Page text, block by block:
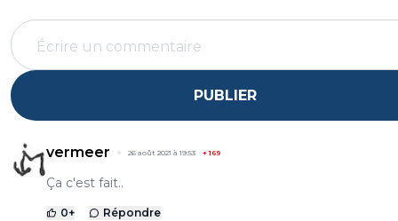
PUBLIER
vermeer 26 août 2021 à 19:53 +169
Ça c'est fait..
0+ Répondre